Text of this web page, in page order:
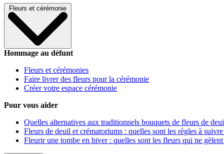
Fleurs et cérémonie
Hommage au défunt
Fleurs et cérémonies
Faire livrer des fleurs pour la cérémonie
Créer votre espace cérémonie
Pour vous aider
Quelles alternatives aux traditionnels bouquets de fleurs de
Fleurs de deuil et crématoriums : quelles sont les règles à
Fleurir une tombe en hiver : quelles sont les fleurs qui ne gèlent